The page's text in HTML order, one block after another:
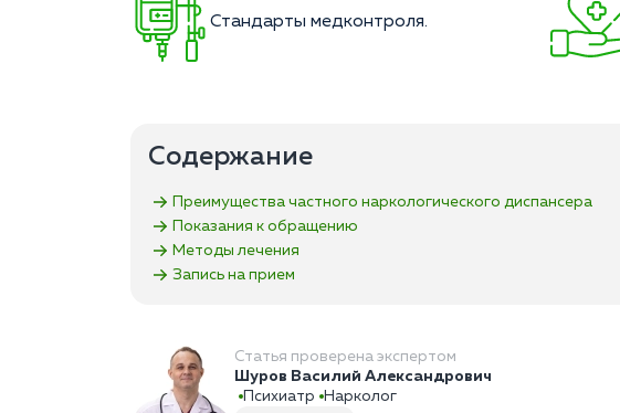
Стандарты медконтроля.
Содержание
Преимущества частного наркологического диспансера
Показания к обращению
Методы лечения
Запись на прием
Статья проверена экспертом
Шуров Василий Александрович
Психиатр
Нарколог